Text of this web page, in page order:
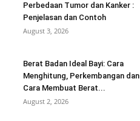
Perbedaan Tumor dan Kanker :
Penjelasan dan Contoh
August 3, 2026
Berat Badan Ideal Bayi: Cara
Menghitung, Perkembangan dan
Cara Membuat Berat...
August 2, 2026